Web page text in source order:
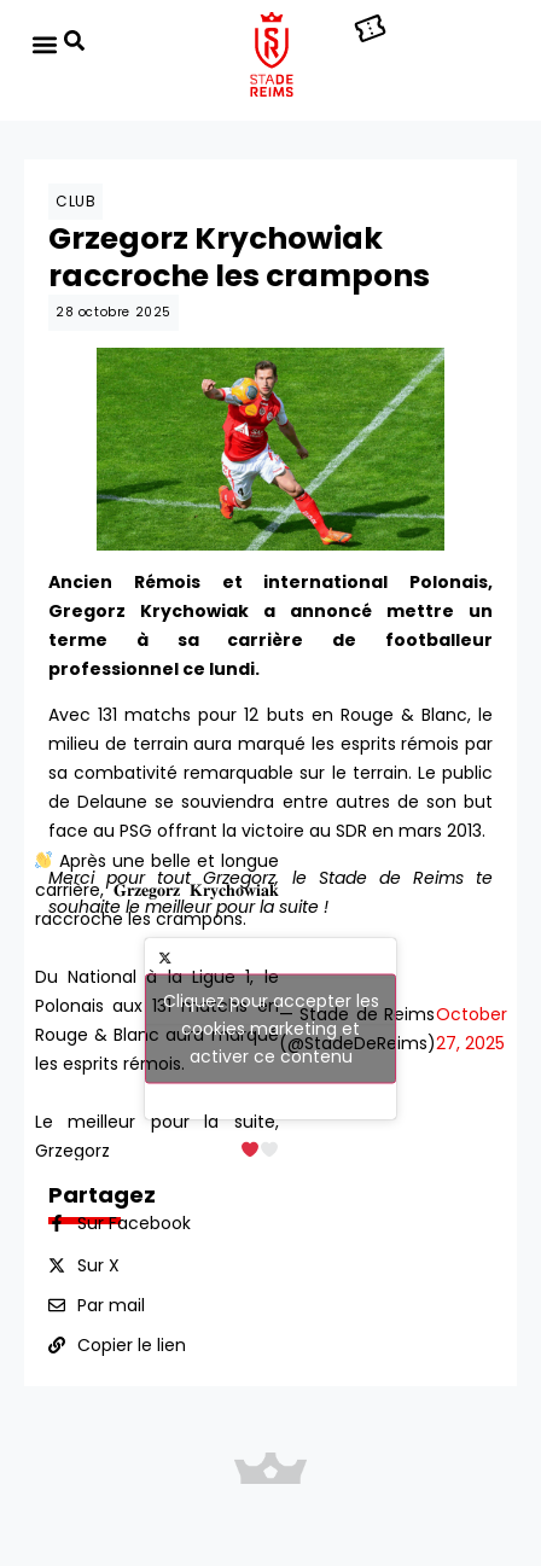
CLUB
Grzegorz Krychowiak
raccroche les crampons
28 octobre 2025
Ancien Rémois et international Polonais,
Gregorz Krychowiak a annoncé mettre un
terme à sa carrière de footballeur
professionnel ce lundi.
Avec 131 matchs pour 12 buts en Rouge & Blanc, le
milieu de terrain aura marqué les esprits rémois par
sa combativité remarquable sur le terrain. Le public
de Delaune se souviendra entre autres de son but
face au PSG offrant la victoire au SDR en mars 2013.
Merci pour tout Grzegorz, le Stade de Reims te
souhaite le meilleur pour la suite !
Après une belle et longue
carrière, 𝐆𝐫𝐳𝐞𝐠𝐨𝐫𝐳 𝐊𝐫𝐲𝐜𝐡𝐨𝐰𝐢𝐚𝐤
raccroche les crampons.
Du National à la Ligue 1, le
Polonais aux 131 matchs en
Rouge & Blanc aura marqué
les esprits rémois.
Le meilleur pour la suite,
Grzegorz
— Stade de Reims
(@StadeDeReims)
October
27, 2025
Cliquez pour accepter les
cookies marketing et
activer ce contenu
Partagez
Sur Facebook
Sur X
Par mail
Copier le lien